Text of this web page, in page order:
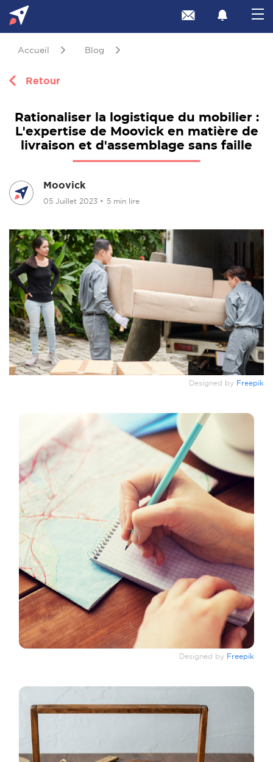
Accueil Blog
Retour
Rationaliser la logistique du mobilier :
L'expertise de Moovick en matière de
livraison et d'assemblage sans faille
Moovick
05 Juillet 2023 • 5 min lire
Designed by Freepik
Designed by Freepik